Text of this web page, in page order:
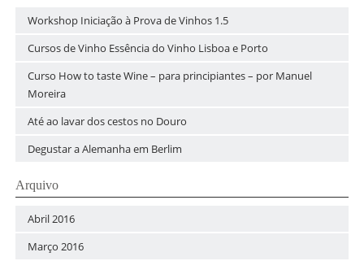
Workshop Iniciação à Prova de Vinhos 1.5
Cursos de Vinho Essência do Vinho Lisboa e Porto
Curso How to taste Wine – para principiantes – por Manuel
Moreira
Até ao lavar dos cestos no Douro
Degustar a Alemanha em Berlim
Arquivo
Abril 2016
Março 2016